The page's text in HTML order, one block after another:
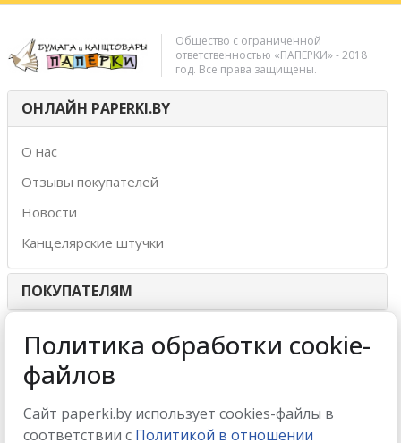
Общество с ограниченной
ответственностью «ПАПЕРКИ» - 2018
год. Все права защищены.
ОНЛАЙН PAPERKI.BY
О нас
Отзывы покупателей
Новости
Канцелярские штучки
ПОКУПАТЕЛЯМ
ИНТЕРНЕТ-МАГАЗИН
МЫ ПРИНИМАЕМ
Политика обработки cookie-
файлов
Сайт paperki.by использует cookies-файлы в
соответствии с Политикой в отношении